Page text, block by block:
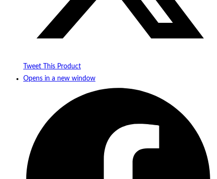
Tweet This Product
Opens in a new window